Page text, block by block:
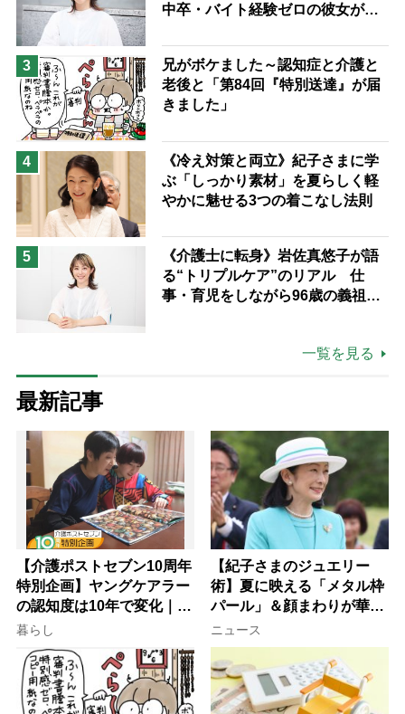
中卒・バイト経験ゼロの彼女が見
ながら自分らしくいられる」
3
兄がボケました～認知症と介護と
老後と「第84回『特別送達』が届
きました」
4
《冷え対策と両立》紀子さまに学
ぶ「しっかり素材」を夏らしく軽
やかに魅せる3つの着こなし法則
5
《介護士に転身》岩佐真悠子が語
る“トリプルケア”のリアル 仕
事・育児をしながら96歳の義祖母
一覧を見る
最新記事
【介護ポストセブン10周年
特別企画】ヤングケアラー
の認知度は10年で変化｜流
行語大賞にノミネート、法
律にも明記されたが果たし
て現在は？
暮らし
【紀子さまのジュエリー
術】夏に映える「メタル枠
パール」＆顔まわりが華や
ぐ「揺れる一粒」の使い分
け方
ニュース